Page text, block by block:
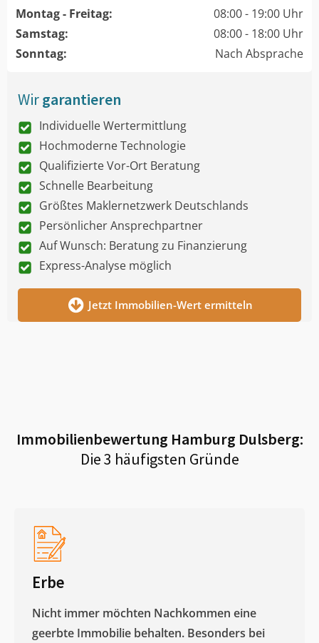
Montag - Freitag:
08:00 - 19:00 Uhr
Samstag:
08:00 - 18:00 Uhr
Sonntag:
Nach Absprache
Wirgarantieren
Individuelle Wertermittlung
Hochmoderne Technologie
Qualifizierte Vor-Ort Beratung
Schnelle Bearbeitung
Größtes Maklernetzwerk Deutschlands
Persönlicher Ansprechpartner
Auf Wunsch: Beratung zu Finanzierung
Express-Analyse möglich
Jetzt Immobilien-Wert ermitteln
Immobilienbewertung Hamburg Dulsberg:
Die 3 häufigsten Gründe
Erbe
Nicht immer möchten Nachkommen eine
geerbte Immobilie behalten. Besonders bei